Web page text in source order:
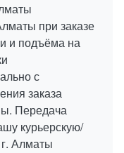
при заказе
и подъёма на
с
заказа
Передача
курьерскую/
Алматы